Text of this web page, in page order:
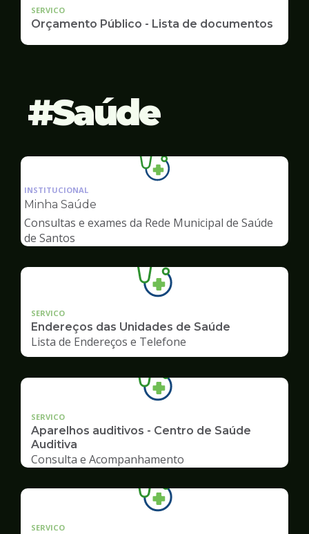
SERVICO
Orçamento Público - Lista de documentos
Saúde
Ilustração
da
de
Saúde
INSTITUCIONAL
Minha Saúde
Consultas e exames da Rede Municipal de Saúde
de Santos
SERVICO
Endereços das Unidades de Saúde
Lista de Endereços e Telefone
SERVICO
Aparelhos auditivos - Centro de Saúde
Auditiva
Consulta e Acompanhamento
SERVICO